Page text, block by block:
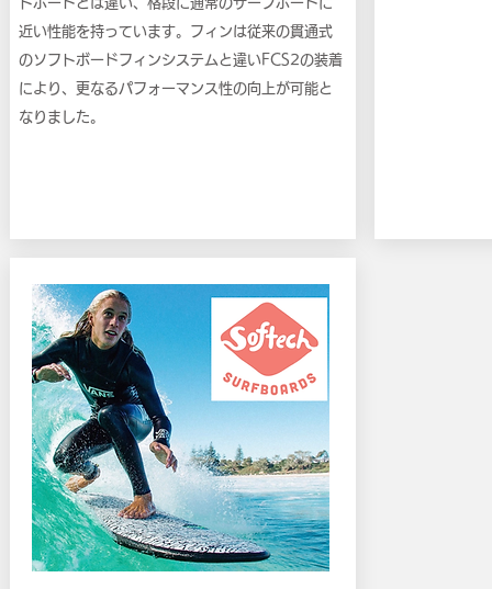
近い性能を持っています。フィンは従来の貫通式
のソフトボードフィンシステムと違いFCS2の装着
により、更なるパフォーマンス性の向上が可能と
なりました。